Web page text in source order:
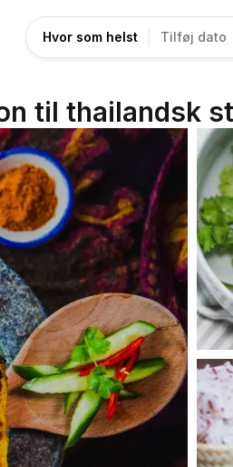
Hvor som helst Tilføj dato
til thailandsk